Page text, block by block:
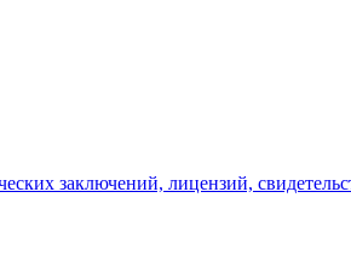
заключений, лицензий,